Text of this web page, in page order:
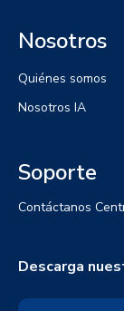
Nosotros
Quiénes somos
Nosotros IA
Soporte
Contáctanos
Descarga